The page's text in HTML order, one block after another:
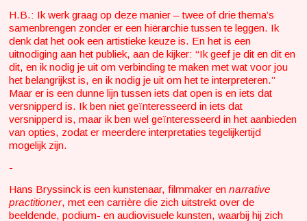
H.B.: Ik werk graag op deze manier – twee of drie thema’s
samenbrengen zonder er een hiërarchie tussen te leggen. Ik
denk dat het ook een artistieke keuze is. En het is een
uitnodiging aan het publiek, aan de kijker: “Ik geef je dit en dit en
dit, en ik nodig je uit om verbinding te maken met wat voor jou
het belangrijkst is, en ik nodig je uit om het te interpreteren.”
Maar er is een dunne lijn tussen iets dat open is en iets dat
versnipperd is. Ik ben niet geïnteresseerd in iets dat
versnipperd is, maar ik ben wel geïnteresseerd in het aanbieden
van opties, zodat er meerdere interpretaties tegelijkertijd
mogelijk zijn.
-
Hans Bryssinck is een kunstenaar, filmmaker ennarrative
practitioner, met een carrière die zich uitstrekt over de
beeldende, podium- en audiovisuele kunsten, waarbij hij zich